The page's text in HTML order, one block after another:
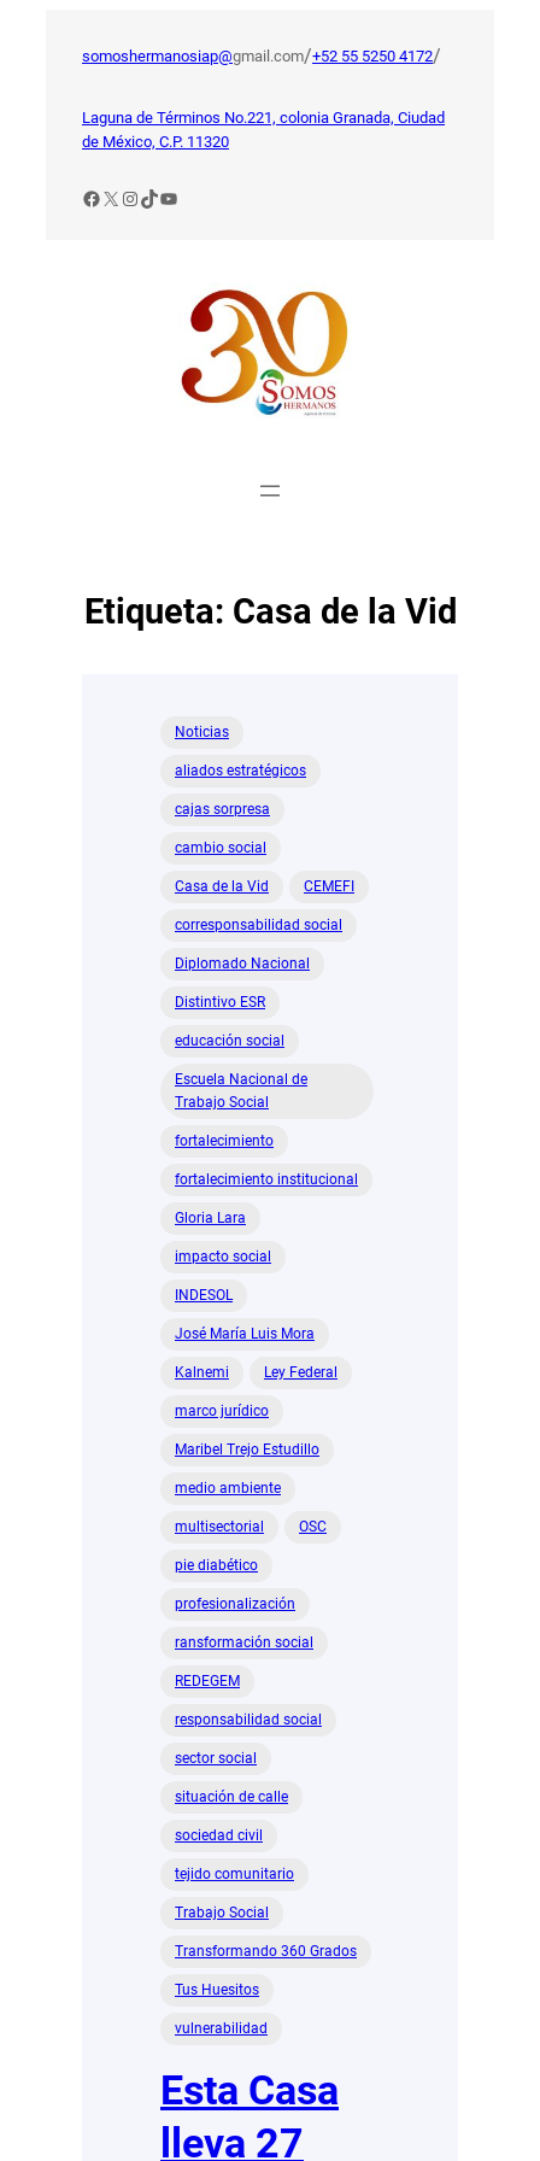
somoshermanosiap@gmail.com/+52 55 5250 4172/
Laguna de Términos No.221, colonia Granada, Ciudad
de México, C.P. 11320
Facebook
X Instagram
TikTok
YouTube
Etiqueta: Casa de la Vid
Noticias
aliados estratégicos
cajas sorpresa
cambio social
Casa de la Vid CEMEFI
corresponsabilidad social
Diplomado Nacional
Distintivo ESR
educación social
Escuela Nacional de
Trabajo Social
fortalecimiento
fortalecimiento institucional
Gloria Lara
impacto social
INDESOL
José María Luis Mora
Kalnemi Ley Federal
marco jurídico
Maribel Trejo Estudillo
medio ambiente
multisectorial OSC
pie diabético
profesionalización
ransformación social
REDEGEM
responsabilidad social
sector social
situación de calle
sociedad civil
tejido comunitario
Trabajo Social
Transformando 360 Grados
Tus Huesitos
vulnerabilidad
Esta Casa
lleva 27